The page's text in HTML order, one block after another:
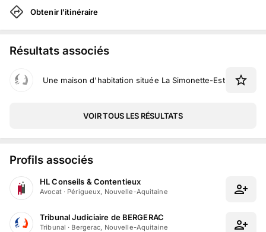
Obtenir l'itinéraire
Résultats associés
Une maison d'habitation située La Simonette-Est à
VOIR TOUS LES RÉSULTATS
Profils associés
HL Conseils & Contentieux
Avocat· Périgueux, Nouvelle-Aquitaine
Tribunal Judiciaire de BERGERAC
Tribunal · Bergerac, Nouvelle-Aquitaine